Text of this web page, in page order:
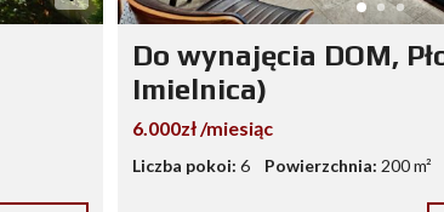
Do wynajęcia DOM,
Imielnica)
6.000zł /miesiąc
Liczba pokoi: 6 Powierzchnia: 200 m²